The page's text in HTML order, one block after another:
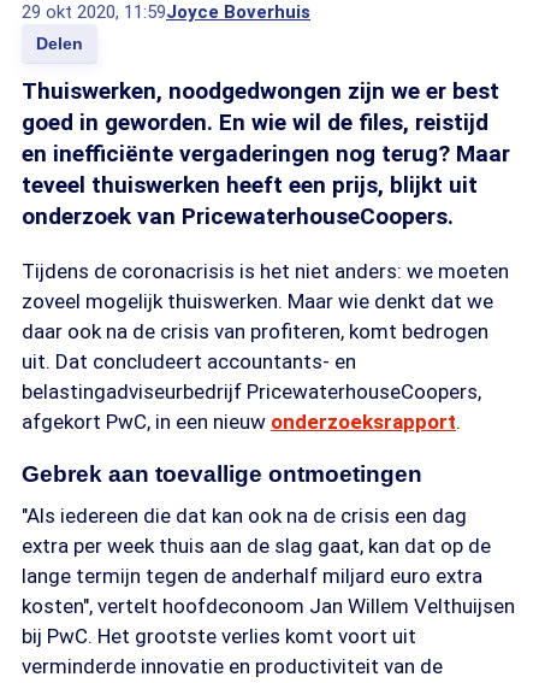
29 okt 2020, 11:59Joyce Boverhuis
Delen
Thuiswerken, noodgedwongen zijn we er best
goed in geworden. En wie wil de files, reistijd
en inefficiënte vergaderingen nog terug? Maar
teveel thuiswerken heeft een prijs, blijkt uit
onderzoek van PricewaterhouseCoopers.
Tijdens de coronacrisis is het niet anders: we moeten
zoveel mogelijk thuiswerken. Maar wie denkt dat we
daar ook na de crisis van profiteren, komt bedrogen
uit. Dat concludeert accountants- en
belastingadviseurbedrijf PricewaterhouseCoopers,
afgekort PwC, in een nieuw onderzoeksrapport.
Gebrek aan toevallige ontmoetingen
"Als iedereen die dat kan ook na de crisis een dag
extra per week thuis aan de slag gaat, kan dat op de
lange termijn tegen de anderhalf miljard euro extra
kosten", vertelt hoofdeconoom Jan Willem Velthuijsen
bij PwC. Het grootste verlies komt voort uit
verminderde innovatie en productiviteit van de